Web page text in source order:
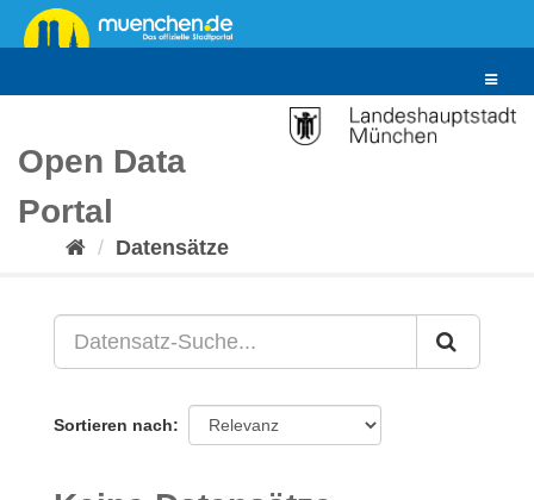
Überspringen
zum
Toggle
Open Data
Portal
Datensätze
Sortieren nach